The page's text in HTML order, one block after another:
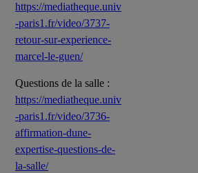
https://mediatheque.univ
-paris1.fr/video/3737-
retour-sur-experience-
marcel-le-guen/
Questions de la salle :
https://mediatheque.univ
-paris1.fr/video/3736-
affirmation-dune-
expertise-questions-de-
la-salle/